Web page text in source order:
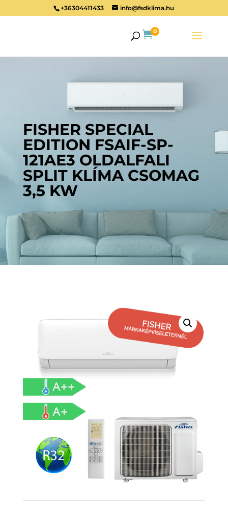
+36304411433 info@fsdklima.hu
0
FISHER SPECIAL
EDITION FSAIF-SP-
121AE3 OLDALFALI
SPLIT KLÍMA CSOMAG
3,5 KW